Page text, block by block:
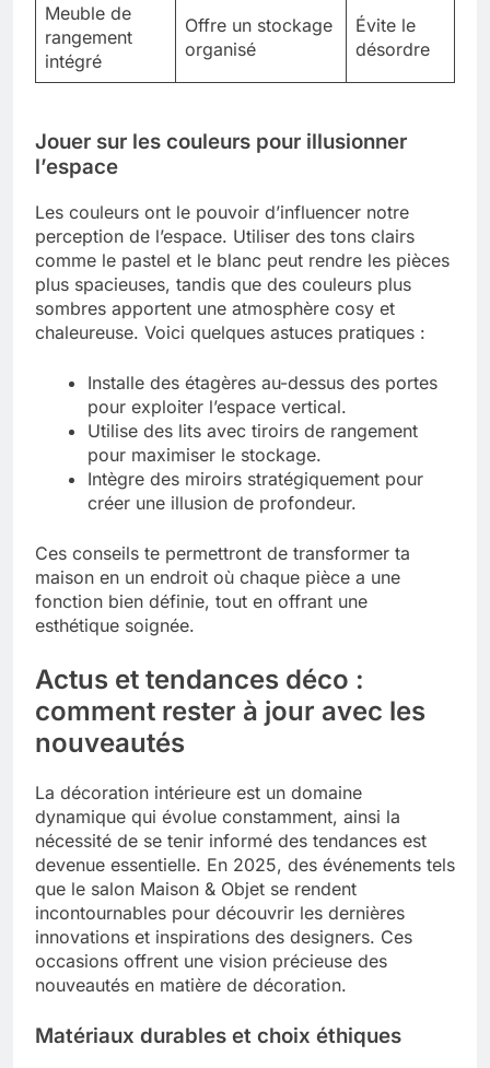
Meuble de
rangement
intégré
Offre un stockage
organisé
Évite le
désordre
Jouer sur les couleurs pour illusionner
l’espace
Les couleurs ont le pouvoir d’influencer notre
perception de l’espace. Utiliser des tons clairs
comme le pastel et le blanc peut rendre les pièces
plus spacieuses, tandis que des couleurs plus
sombres apportent une atmosphère cosy et
chaleureuse. Voici quelques astuces pratiques :
Installe des étagères au-dessus des portes
pour exploiter l’espace vertical.
Utilise des lits avec tiroirs de rangement
pour maximiser le stockage.
Intègre des miroirs stratégiquement pour
créer une illusion de profondeur.
Ces conseils te permettront de transformer ta
maison en un endroit où chaque pièce a une
fonction bien définie, tout en offrant une
esthétique soignée.
Actus et tendances déco :
comment rester à jour avec les
nouveautés
La décoration intérieure est un domaine
dynamique qui évolue constamment, ainsi la
nécessité de se tenir informé des tendances est
devenue essentielle. En 2025, des événements tels
que le salon Maison & Objet se rendent
incontournables pour découvrir les dernières
innovations et inspirations des designers. Ces
occasions offrent une vision précieuse des
nouveautés en matière de décoration.
Matériaux durables et choix éthiques